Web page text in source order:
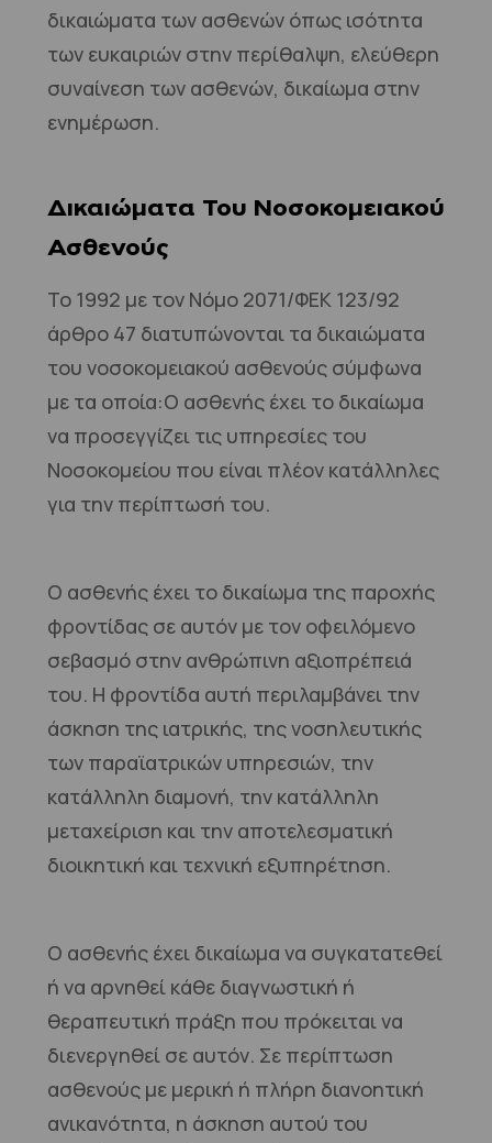
δικαιώματα των ασθενών όπως ισότητα
των ευκαιριών στην περίθαλψη, ελεύθερη
συναίνεση των ασθενών, δικαίωμα στην
ενημέρωση.
Δικαιώματα Του Νοσοκομειακού
Ασθενούς
Το 1992 με τον Νόμο 2071/ΦΕΚ 123/92
άρθρο 47 διατυπώνονται τα δικαιώματα
του νοσοκομειακού ασθενούς σύμφωνα
με τα οποία:Ο ασθενής έχει το δικαίωμα
να προσεγγίζει τις υπηρεσίες του
Νοσοκομείου που είναι πλέον κατάλληλες
για την περίπτωσή του.
Ο ασθενής έχει το δικαίωμα της παροχής
φροντίδας σε αυτόν με τον οφειλόμενο
σεβασμό στην ανθρώπινη αξιοπρέπειά
του. Η φροντίδα αυτή περιλαμβάνει την
άσκηση της ιατρικής, της νοσηλευτικής
των παραϊατρικών υπηρεσιών, την
κατάλληλη διαμονή, την κατάλληλη
μεταχείριση και την αποτελεσματική
διοικητική και τεχνική εξυπηρέτηση.
Ο ασθενής έχει δικαίωμα να συγκατατεθεί
ή να αρνηθεί κάθε διαγνωστική ή
θεραπευτική πράξη που πρόκειται να
διενεργηθεί σε αυτόν. Σε περίπτωση
ασθενούς με μερική ή πλήρη διανοητική
ανικανότητα, η άσκηση αυτού του